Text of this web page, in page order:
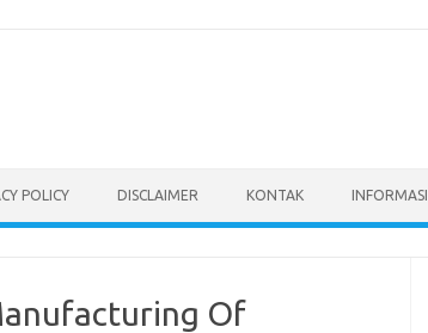
POLICY DISCLAIMER KONTAK INFORMASI
Of